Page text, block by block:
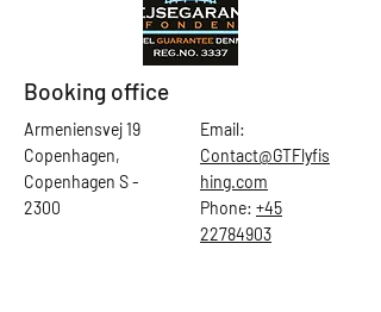
Booking office
Armeniensvej 19
Copenhagen,
Copenhagen S -
2300
Email:
Contact@GTFlyfis
hing.com
Phone: +45
22784903